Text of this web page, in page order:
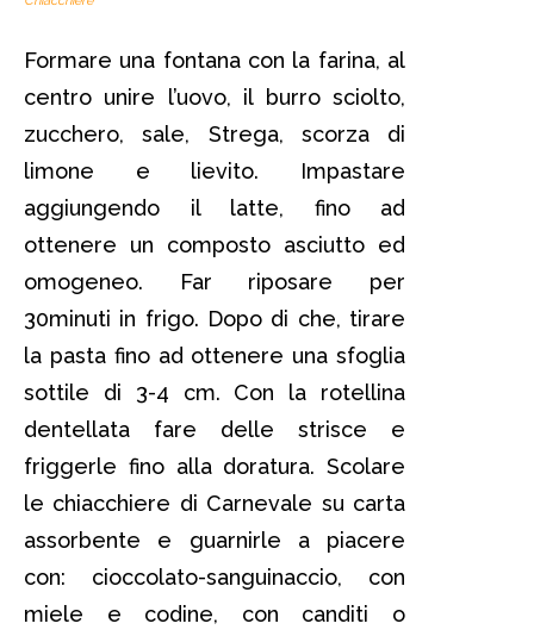
Formare una fontana con la farina, al
centro unire l’uovo, il burro sciolto,
zucchero, sale, Strega, scorza di
limone e lievito. Impastare
aggiungendo il latte, fino ad
ottenere un composto asciutto ed
omogeneo. Far riposare per
30minuti in frigo. Dopo di che, tirare
la pasta fino ad ottenere una sfoglia
sottile di 3-4 cm. Con la rotellina
dentellata fare delle strisce e
friggerle fino alla doratura. Scolare
le chiacchiere di Carnevale su carta
assorbente e guarnirle a piacere
con: cioccolato-sanguinaccio, con
miele e codine, con canditi o